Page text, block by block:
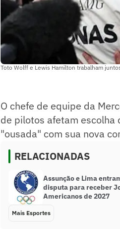
Toto Wolff e Lewis Hamilton trabalham
O chefe de equipe da
de pilotos afetam escolha
"ousada" com sua nova
RELACIONADAS
Assunção e Lima
disputa para receber
Americanos de 2027
Mais Esportes